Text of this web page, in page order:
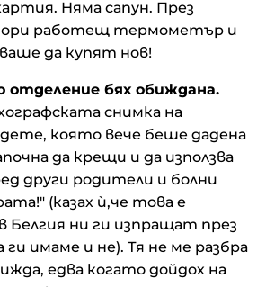
Няма сапун. През
работещ термометър и
да купят нов!
бях обиждана.
снимка на
която вече беше дадена
да крещи и да използва
други родители и болни
(казах ѝ,че това е
Белгия ни ги изпращат през
ги имаме и не). Тя не ме разбра
едва когато дойдох на